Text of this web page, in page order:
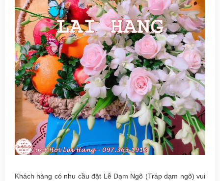
Khách hàng có nhu cầu đặt Lễ Dạm Ngõ (Tráp dạm ngõ) vui